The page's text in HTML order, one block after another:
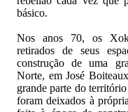
básico.
Nos anos 70, os
retirados de seus
construção de uma
Norte, em José
grande parte do
foram deixados à